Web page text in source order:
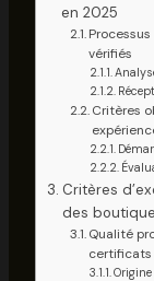
en 2025
vérifiés
Critères
Critères
des
Qualité
certificats